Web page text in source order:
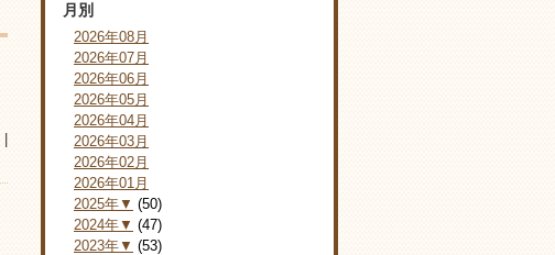
月別
2026年08月
2026年07月
2026年06月
2026年05月
2026年04月
2026年03月
2026年02月
2026年01月
2025年▼ (50)
2024年▼ (47)
2023年▼ (53)